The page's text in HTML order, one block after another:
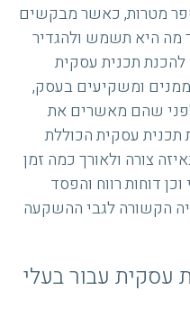
מטרות, כאשר מבקשים
מה היא תשמש ולהגדיר
תכנית עסקית
ומשקיעים בעסק,
שהם מאשרים את
עסקית הכוללת
צורה ולאורך כמה זמן
דוחות רווח והפסד
הקשורה לגבי ההשקעה
עסקית עבור בעלי